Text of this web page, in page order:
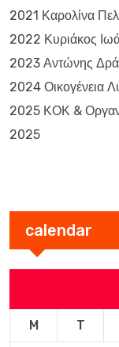
2021 Καρολίνα
2022 Κυριάκος
2023 Αντώνης
2024 Οικογένεια
2025 ΚΟΚ &
2025
calendar
M T